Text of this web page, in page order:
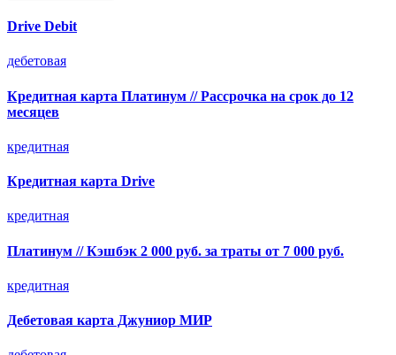
Drive Debit
дебетовая
Кредитная карта Платинум // Рассрочка на срок до 12
месяцев
кредитная
Кредитная карта Drive
кредитная
Платинум // Кэшбэк 2 000 руб. за траты от 7 000 руб.
кредитная
Дебетовая карта Джуниор МИР